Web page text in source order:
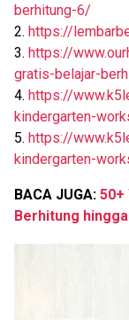
berhitung-6/
2. https://
3. https://
gratis-belajar-
4. https://
kindergarten-
5. https://
kindergarten-
BACA JUGA: 50+
Berhitung